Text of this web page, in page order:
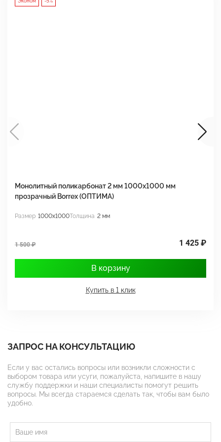
Монолитный поликарбонат 2 мм 1000x1000 мм
прозрачный Borrex (ОПТИМА)
Размер 1000x1000Толщина 2 мм
1 500 ₽ 1 425 ₽
В корзину
Купить в 1 клик
ЗАПРОС НА КОНСУЛЬТАЦИЮ
Если у вас остались вопросы или возникли сложности с
выбором товара или усуги, пожалуйста, напишите в нашу
службу поддержки и наши специалисты помогут решить
вопросы. Мы всегда стараемся сделать так, чтобы вам было
удобно.